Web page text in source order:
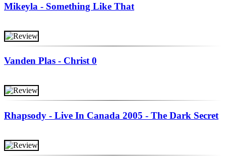
Mikeyla - Something Like That
Vanden Plas - Christ 0
Rhapsody - Live In Canada 2005 - The Dark Secret